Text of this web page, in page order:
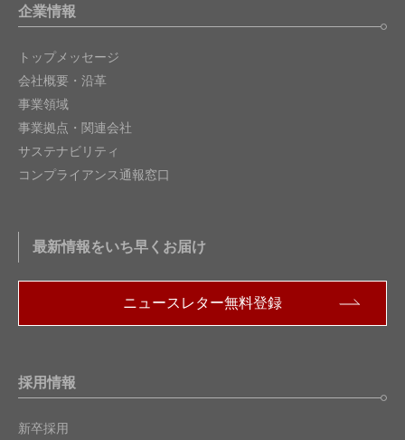
企業情報
トップメッセージ
会社概要・沿革
事業領域
事業拠点・関連会社
サステナビリティ
コンプライアンス通報窓口
最新情報をいち早くお届け
ニュースレター無料登録
採用情報
新卒採用